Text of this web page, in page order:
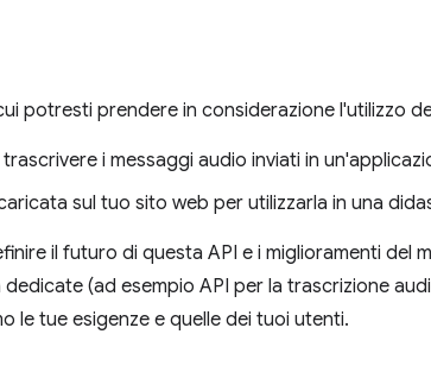
potresti prendere in considerazione l'utilizzo
i messaggi audio inviati in
sul tuo sito web per utilizzarla in una
il futuro di questa API e i miglioramenti del
(ad esempio API per la trascrizione
le tue esigenze e quelle dei tuoi utenti.